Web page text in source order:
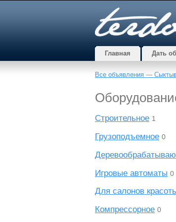
Главная Дать
Все объявления —
Строительное 1
Грузоподъемное 0
Игровые автоматы 0
Для салонов
Компрессорное 0